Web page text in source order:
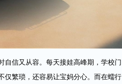
自信又从容。每天接娃高峰期，学校门
仅繁琐，还容易让宝妈分心。而在蠕行